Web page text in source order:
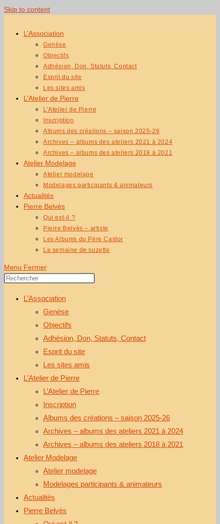
Skip to content
L’Association
Genèse
Objectifs
Adhésion, Don, Statuts, Contact
Esprit du site
Les sites amis
L’Atelier de Pierre
L’Atelier de Pierre
Inscription
Albums des créations – saison 2025-26
Archives – albums des ateliers 2021 à 2024
Archives – albums des ateliers 2018 à 2021
Atelier Modelage
Atelier modelage
Modelages participants & animateurs
Actualités
Pierre Belvès
Qui est-il ?
Pierre Belvès – artiste
Les Albums du Père Castor
La semaine de suzette
Menu Fermer
L’Association
Genèse
Objectifs
Adhésion, Don, Statuts, Contact
Esprit du site
Les sites amis
L’Atelier de Pierre
L’Atelier de Pierre
Inscription
Albums des créations – saison 2025-26
Archives – albums des ateliers 2021 à 2024
Archives – albums des ateliers 2018 à 2021
Atelier Modelage
Atelier modelage
Modelages participants & animateurs
Actualités
Pierre Belvès